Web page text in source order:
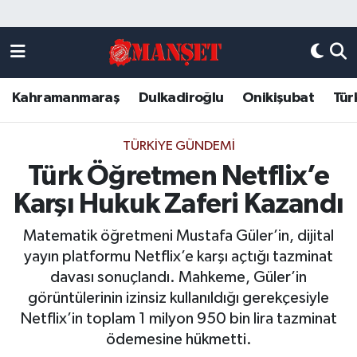
Kahramanmaraş Dulkadiroğlu Onikişubat
TÜRKIYE GÜNDEMI
Türk Öğretmen Netflix’e
Karşı Hukuk Zaferi Kazandı
Matematik öğretmeni Mustafa Güler’in, dijital
yayın platformu Netflix’e karşı açtığı tazminat
davası sonuçlandı. Mahkeme, Güler’in
görüntülerinin izinsiz kullanıldığı gerekçesiyle
Netflix’in toplam 1 milyon 950 bin lira tazminat
ödemesine hükmetti.
DULKADİROĞLU
KAHRAMANMARAŞ
ONİKİŞUBAT
Künye
Kahramanmaraş Nöbetçi Eczaneler
Kahramanmaraş Hava Durumu
Kahramanmaraş Trafik Yoğunluk Haritası
Süper Lig Puan Durumu ve Fikstür
Son Dakika Haberleri
Haber Arşivi